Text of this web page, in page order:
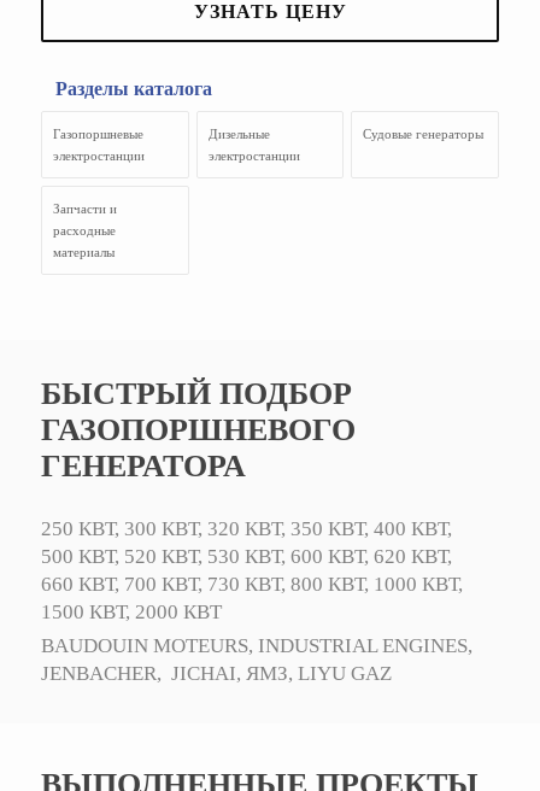
УЗНАТЬ ЦЕНУ
Разделы каталога
Газопоршневые
электростанции
Дизельные
электростанции
Судовые генераторы
Запчасти и
расходные
материалы
БЫСТРЫЙ ПОДБОР
ГАЗОПОРШНЕВОГО
ГЕНЕРАТОРА
250 КВТ, 300 КВТ, 320 КВТ, 350 КВТ, 400 КВТ,
500 КВТ, 520 КВТ, 530 КВТ, 600 КВТ, 620 КВТ,
660 КВТ, 700 КВТ, 730 КВТ, 800 КВТ, 1000 КВТ,
1500 КВТ, 2000 КВТ
BAUDOUIN MOTEURS, INDUSTRIAL ENGINES,
JENBACHER, JICHAI, ЯМЗ, LIYU GAZ